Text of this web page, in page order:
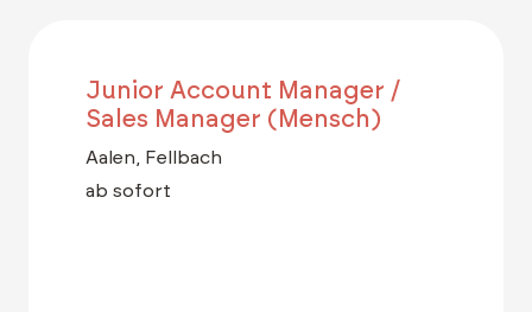
Junior Account Manager /
Sales Manager (Mensch)
Aalen, Fellbach
ab sofort